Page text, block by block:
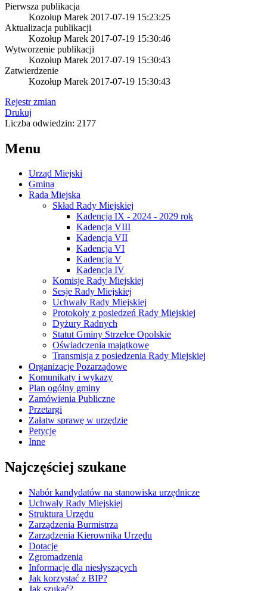
Pierwsza publikacja
Kozołup Marek 2017-07-19 15:23:25
Aktualizacja publikacji
Kozołup Marek 2017-07-19 15:30:46
Wytworzenie publikacji
Kozołup Marek 2017-07-19 15:30:43
Zatwierdzenie
Kozołup Marek 2017-07-19 15:30:43
Rejestr zmian
Drukuj
Liczba odwiedzin: 2177
Menu
Urząd Miejski
Gmina
Rada Miejska
Skład Rady Miejskiej
Kadencja IX - 2024 - 2029 rok
Kadencja VIII
Kadencja VII
Kadencja VI
Kadencja V
Kadencja IV
Komisje Rady Miejskiej
Sesje Rady Miejskiej
Uchwały Rady Miejskiej
Protokoły z posiedzeń Rady Miejskiej
Dyżury Radnych
Statut Gminy Strzelce Opolskie
Oświadczenia majątkowe
Transmisja z posiedzenia Rady Miejskiej
Organizacje Pozarządowe
Komunikaty i wykazy
Plan ogólny gminy
Zamówienia Publiczne
Przetargi
Załatw sprawę w urzędzie
Petycje
Inne
Najczęściej szukane
Nabór kandydatów na stanowiska urzędnicze
Uchwały Rady Miejskiej
Struktura Urzędu
Zarządzenia Burmistrza
Zarządzenia Kierownika Urzędu
Dotacje
Zgromadzenia
Informacje dla niesłyszących
Jak korzystać z BIP?